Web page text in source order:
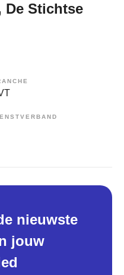
De Stichtse
nieuwste
jouw